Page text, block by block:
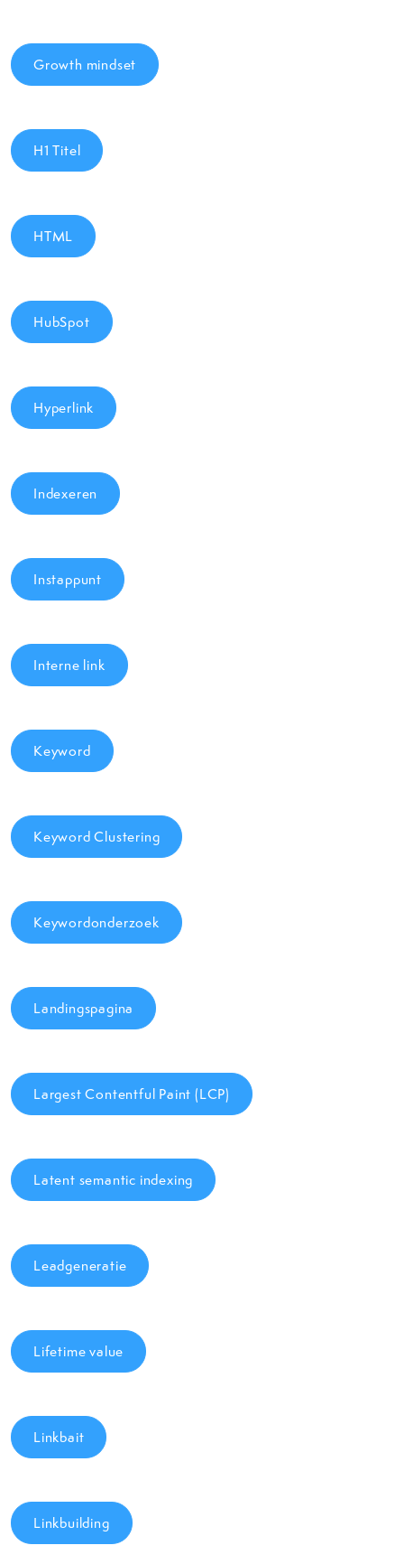
Growth mindset
H1 Titel
HTML
HubSpot
Hyperlink
Indexeren
Instappunt
Interne link
Keyword
Keyword Clustering
Keywordonderzoek
Landingspagina
Largest Contentful Paint (LCP)
Latent semantic indexing
Leadgeneratie
Lifetime value
Linkbait
Linkbuilding